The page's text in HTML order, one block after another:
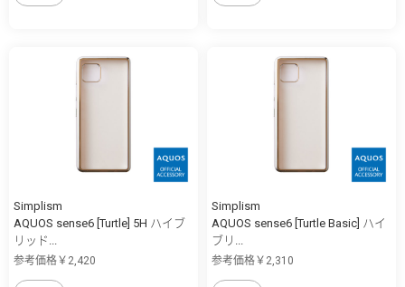
Simplism
AQUOS sense6 [Turtle] 5H ハイブ
リッド...
参考価格￥2,420
Simplism
AQUOS sense6 [Turtle Basic] ハイ
ブリ...
参考価格￥2,310